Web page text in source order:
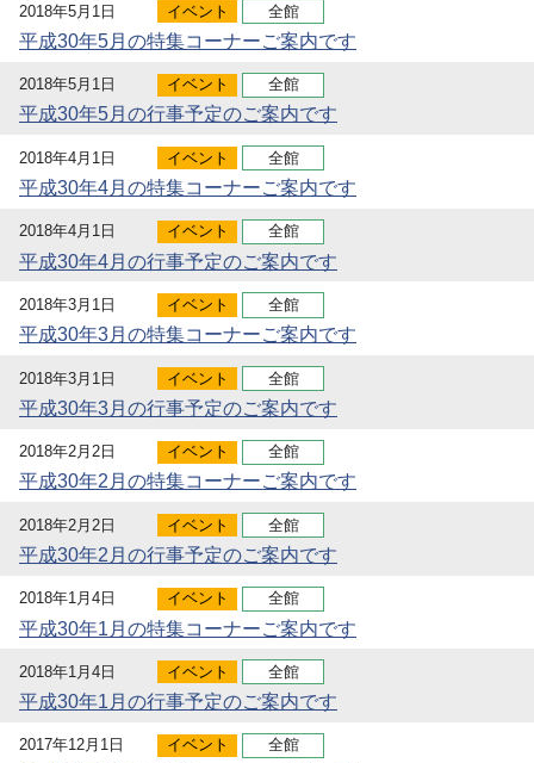
2018年5月1日 イベント 全館
平成30年5月の特集コーナーご案内です
2018年5月1日 イベント 全館
平成30年5月の行事予定のご案内です
2018年4月1日 イベント 全館
平成30年4月の特集コーナーご案内です
2018年4月1日 イベント 全館
平成30年4月の行事予定のご案内です
2018年3月1日 イベント 全館
平成30年3月の特集コーナーご案内です
2018年3月1日 イベント 全館
平成30年3月の行事予定のご案内です
2018年2月2日 イベント 全館
平成30年2月の特集コーナーご案内です
2018年2月2日 イベント 全館
平成30年2月の行事予定のご案内です
2018年1月4日 イベント 全館
平成30年1月の特集コーナーご案内です
2018年1月4日 イベント 全館
平成30年1月の行事予定のご案内です
2017年12月1日 イベント 全館